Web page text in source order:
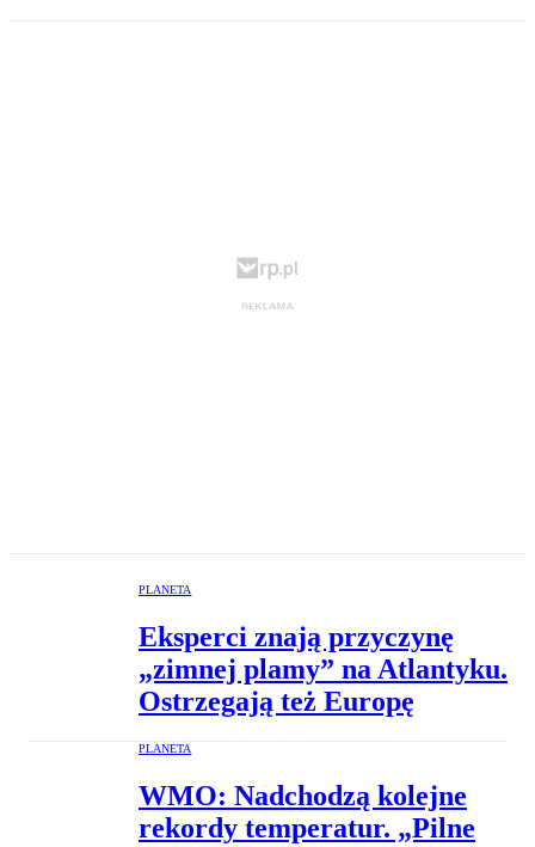
PLANETA
Eksperci znają przyczynę
„zimnej plamy” na Atlantyku.
Ostrzegają też Europę
PLANETA
WMO: Nadchodzą kolejne
rekordy temperatur. „Pilne